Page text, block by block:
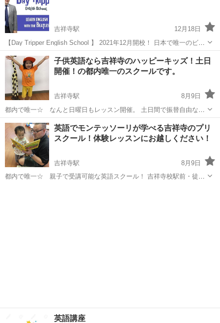
ックスや中高生の英検2次対策等。 講師...
吉祥寺駅
12月18日
【Day Tripper English School 】 2021年12月開校！ 日本で唯一のビー
トルズに特化した英会話レッスン 楽しく英語力を向上！ 毎週ビート
ルズファンと集まり、音楽を楽み、英語を上達させるレッス...
東京 武蔵野市 吉祥寺駅 英会話 カナダ人
子供英語なら吉祥寺のハッピーキッズ！土日
開催！の都内唯一のスクールです。
吉祥寺駅
8月9日
都内で唯一☆ なんと日曜日もレッスン開催。 土日間で振替自由なの
でお休みしても大丈夫。 無駄になりません。 吉祥寺校駅前・徒歩2分
の好立地なので通学も便利☆彡 土日開催＆振替自由だからお休み時も
無駄になら...
東京 武蔵野市 モンテッソーリ
英語でモンテッソーリが学べる吉祥寺のプリ
スクール！体験レッスンにお越しください！
吉祥寺駅
8月9日
都内で唯一☆ 親子で受講可能な英語スクール！ 吉祥寺校駅前・徒歩
英語講座